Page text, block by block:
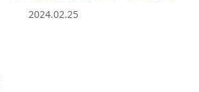
2024.02.25